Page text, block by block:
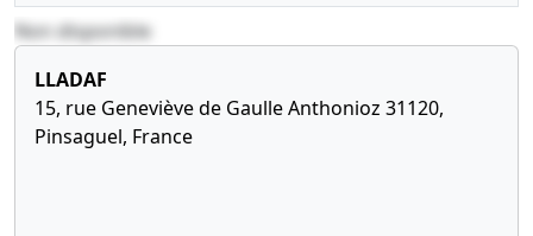
Non disponible
LLADAF
15, rue Geneviève de Gaulle Anthonioz 31120,
Pinsaguel, France